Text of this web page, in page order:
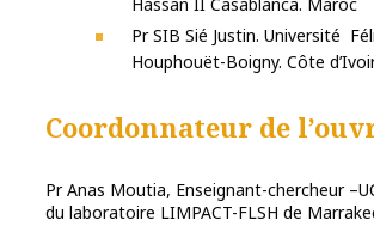
Pr SIB Sié Justin. Université
Houphouët-Boigny. Côte
Coordonnateur de
Pr Anas Moutia, Enseignant-chercheur
du laboratoire LIMPACT-FLSH de